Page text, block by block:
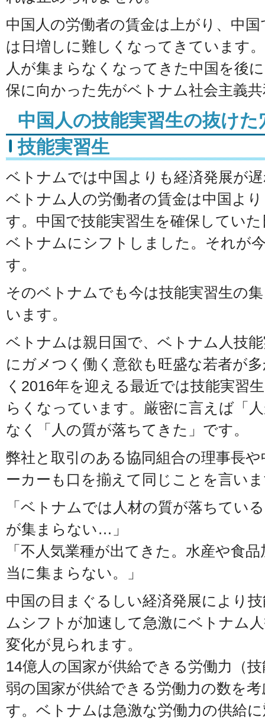
中国人の労働者の賃金は上がり、中
は日増しに難しくなってきています。
人が集まらなくなってきた中国を後
保に向かった先がベトナム社会主義
中国人の技能実習生の抜け
技能実習生
ベトナムでは中国よりも経済発展が
ベトナム人の労働者の賃金は中国よ
す。中国で技能実習生を確保してい
ベトナムにシフトしました。それが
す。
そのベトナムでも今は技能実習生の
います。
ベトナムは親日国で、ベトナム人技
にガメつく働く意欲も旺盛な若者が
く2016年を迎える最近では技能実習
らくなっています。厳密に言えば「
なく「人の質が落ちてきた」です。
弊社と取引のある協同組合の理事長
ーカーも口を揃えて同じことを言い
「ベトナムでは人材の質が落ちてい
が集まらない…」
「不人気業種が出てきた。水産や食
当に集まらない。」
中国の目まぐるしい経済発展により
ムシフトが加速して急激にベトナム
変化が見られます。
14億人の国家が供給できる労働力（
弱の国家が供給できる労働力の数を
す。ベトナムは急激な労働力の供給